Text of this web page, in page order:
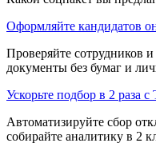
Оформляйте кандидатов
Проверяйте сотрудников
документы без бумаг и
Ускорьте подбор в 2 раза с
Автоматизируйте сбор
собирайте аналитику в 2